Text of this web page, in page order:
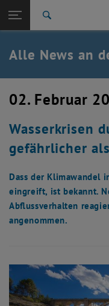
TU Login
Quicklinks
Quicklinks-Menü
Studium
Karriere
Zurück: Subseiten von TU
Zurück zur letzten
TU Wien
Übersicht
Alle News an
02. Februar
Wasserkrisen
gefährlicher
Dass der Klimawandel
eingreift, ist bekannt.
Abflussverhalten
angenommen.